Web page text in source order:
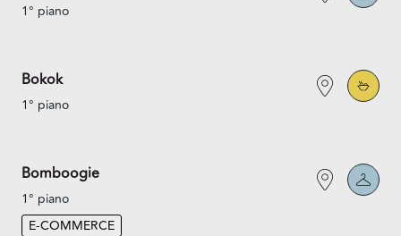
1° piano
Bokok
1° piano
Bomboogie
1° piano
E-COMMERCE